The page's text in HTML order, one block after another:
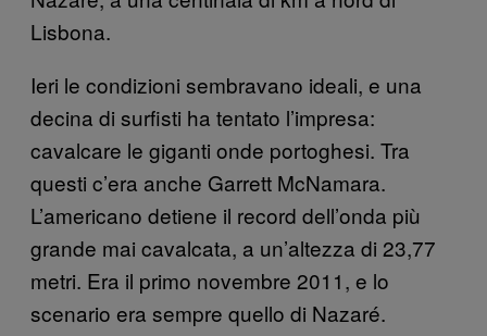
Lisbona.
Ieri le condizioni sembravano ideali, e una
decina di surfisti ha tentato l’impresa:
cavalcare le giganti onde portoghesi. Tra
questi c’era anche Garrett McNamara.
L’americano detiene il record dell’onda più
grande mai cavalcata, a un’altezza di 23,77
metri. Era il primo novembre 2011, e lo
scenario era sempre quello di Nazaré.